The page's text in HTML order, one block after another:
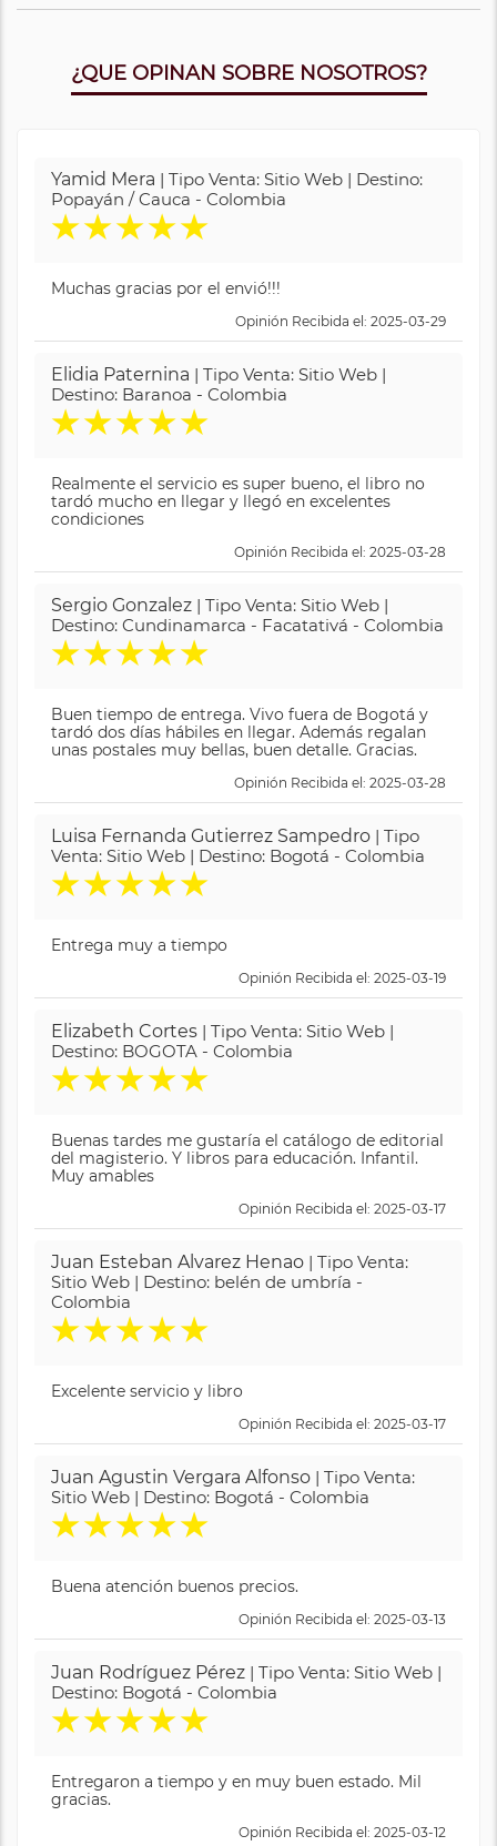
¿QUE OPINAN SOBRE NOSOTROS?
Yamid Mera | Tipo Venta: Sitio Web | Destino:
Popayán / Cauca - Colombia
★★★★★
Muchas gracias por el envió!!!
Opinión Recibida el: 2025-03-29
Elidia Paternina | Tipo Venta: Sitio Web |
Destino: Baranoa - Colombia
★★★★★
Realmente el servicio es super bueno, el libro no
tardó mucho en llegar y llegó en excelentes
condiciones
Opinión Recibida el: 2025-03-28
Sergio Gonzalez | Tipo Venta: Sitio Web |
Destino: Cundinamarca - Facatativá - Colombia
★★★★★
Buen tiempo de entrega. Vivo fuera de Bogotá y
tardó dos días hábiles en llegar. Además regalan
unas postales muy bellas, buen detalle. Gracias.
Opinión Recibida el: 2025-03-28
Luisa Fernanda Gutierrez Sampedro | Tipo
Venta: Sitio Web | Destino: Bogotá - Colombia
★★★★★
Entrega muy a tiempo
Opinión Recibida el: 2025-03-19
Elizabeth Cortes | Tipo Venta: Sitio Web |
Destino: BOGOTA - Colombia
★★★★★
Buenas tardes me gustaría el catálogo de editorial
del magisterio. Y libros para educación. Infantil.
Muy amables
Opinión Recibida el: 2025-03-17
Juan Esteban Alvarez Henao | Tipo Venta:
Sitio Web | Destino: belén de umbría -
Colombia
★★★★★
Excelente servicio y libro
Opinión Recibida el: 2025-03-17
Juan Agustin Vergara Alfonso | Tipo Venta:
Sitio Web | Destino: Bogotá - Colombia
★★★★★
Buena atención buenos precios.
Opinión Recibida el: 2025-03-13
Juan Rodríguez Pérez | Tipo Venta: Sitio Web |
Destino: Bogotá - Colombia
★★★★★
Entregaron a tiempo y en muy buen estado. Mil
gracias.
Opinión Recibida el: 2025-03-12